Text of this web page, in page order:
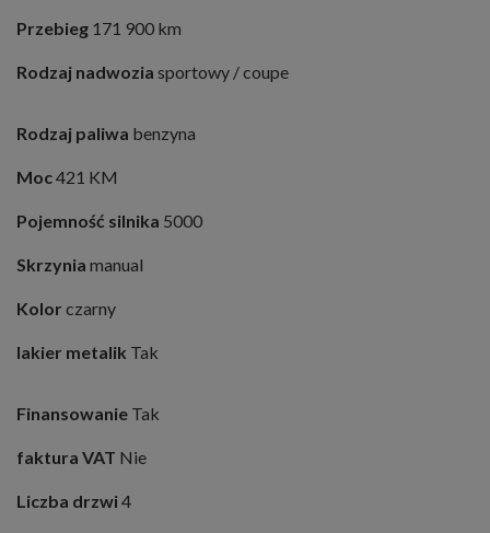
Przebieg 171 900 km
Rodzaj nadwozia sportowy / coupe
Rodzaj paliwa benzyna
Moc421 KM
Pojemność silnika 5000
Skrzynia manual
Kolor czarny
lakier metalik Tak
Finansowanie Tak
faktura VAT Nie
Liczba drzwi4